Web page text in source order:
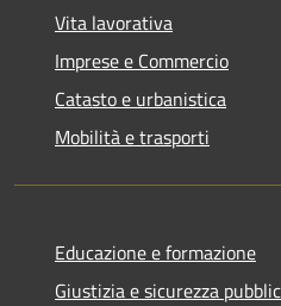
Vita lavorativa
Imprese e Commercio
Catasto e urbanistica
Mobilità e trasporti
Educazione e formazione
Giustizia e sicurezza